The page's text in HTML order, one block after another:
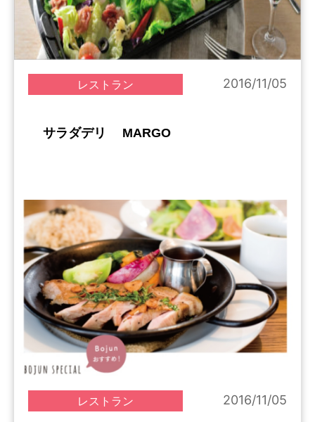
レストラン 2016/11/05
サラダデリ MARGO
レストラン 2016/11/05